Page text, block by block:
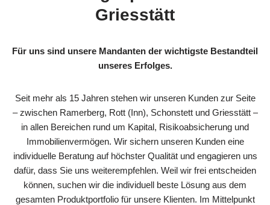
Griesstätt
Für uns sind unsere Mandanten der wichtigste Bestandteil
unseres Erfolges.
Seit mehr als 15 Jahren stehen wir unseren Kunden zur Seite
– zwischen Ramerberg, Rott (Inn), Schonstett und Griesstätt –
in allen Bereichen rund um Kapital, Risikoabsicherung und
Immobilienvermögen. Wir sichern unseren Kunden eine
individuelle Beratung auf höchster Qualität und engagieren uns
dafür, dass Sie uns weiterempfehlen. Weil wir frei entscheiden
können, suchen wir die individuell beste Lösung aus dem
gesamten Produktportfolio für unsere Klienten. Im Mittelpunkt